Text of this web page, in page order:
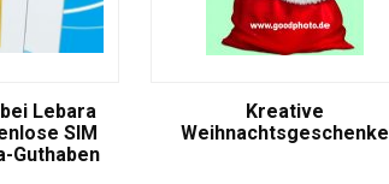
Lebara
SIM
Guthaben
Kreative
Weihnachtsgeschenke